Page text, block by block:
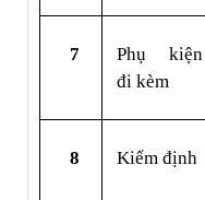
7
Phụ kiện
đi kèm
8 Kiểm định